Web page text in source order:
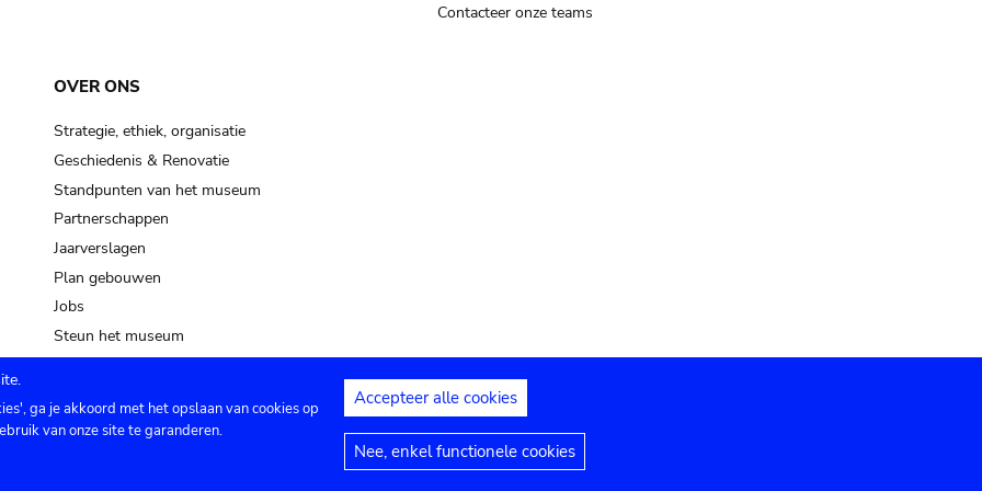
Contacteer onze teams
OVER ONS
Strategie, ethiek, organisatie
Geschiedenis & Renovatie
Standpunten van het museum
Partnerschappen
Jaarverslagen
Plan gebouwen
Jobs
Steun het museum
Privacy instellingen Juridische mededelingen
ga je akkoord met het opslaan van cookies op
van onze site te garanderen.
Accepteer alle cookies
Nee, enkel functionele cookies